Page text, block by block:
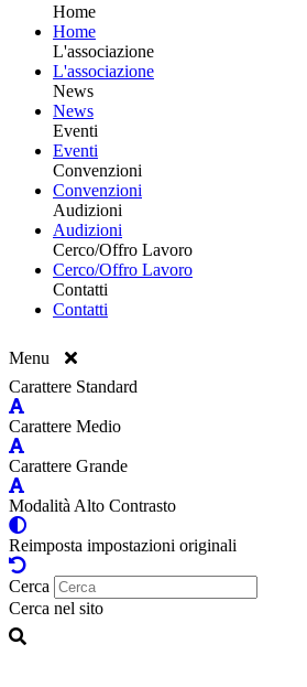
Home
Home
L'associazione
L'associazione
News
News
Eventi
Eventi
Convenzioni
Convenzioni
Audizioni
Audizioni
Cerco/Offro Lavoro
Cerco/Offro Lavoro
Contatti
Contatti
Menu
Carattere Standard
Carattere Medio
Carattere Grande
Modalità Alto Contrasto
Reimposta impostazioni originali
Cerca
Cerca nel sito